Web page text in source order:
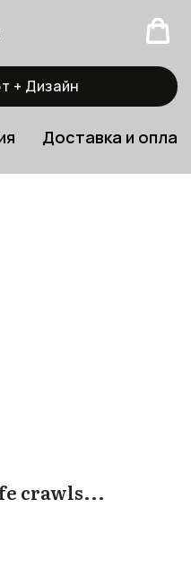
+ Дизайн
Доставка и
crawls...